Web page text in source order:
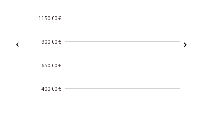
1150.00 €
900.00 €
650.00 €
400.00 €